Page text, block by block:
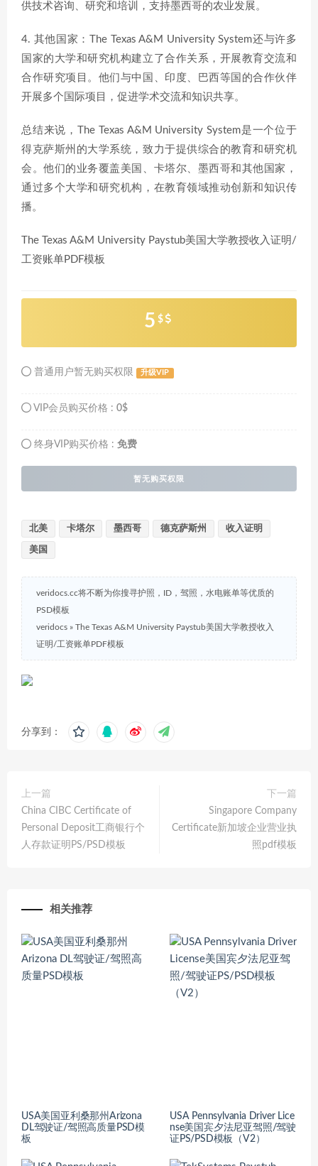
供技术咨询、研究和培训，支持墨西哥的农业发展。
4. 其他国家：The Texas A&M University System还与许多
国家的大学和研究机构建立了合作关系，开展教育交流和
合作研究项目。他们与中国、印度、巴西等国的合作伙伴
开展多个国际项目，促进学术交流和知识共享。
总结来说，The Texas A&M University System是一个位于
得克萨斯州的大学系统，致力于提供综合的教育和研究机
会。他们的业务覆盖美国、卡塔尔、墨西哥和其他国家，
通过多个大学和研究机构，在教育领域推动创新和知识传
播。
The Texas A&M University Paystub美国大学教授收入证明/
工资账单PDF模板
5 $
普通用户暂无购买权限 升级VIP
VIP会员购买价格 : 0$
终身VIP购买价格 : 免费
暂无购买权限
北美 卡塔尔 墨西哥 德克萨斯州 收入证明
美国
veridocs.cc将不断为你搜寻护照，ID，驾照，水电账单等优质的
PSD模板
veridocs » The Texas A&M University Paystub美国大学教授收入
证明/工资账单PDF模板
分享到：
上一篇
China CIBC Certificate of
Personal Deposit工商银行个
人存款证明PS/PSD模板
下一篇
Singapore Company
Certificate新加坡企业营业执
照pdf模板
相关推荐
USA美国亚利桑那州Arizona
DL驾驶证/驾照高质量PSD模
板
USA Pennsylvania Driver Lice
nse美国宾夕法尼亚驾照/驾驶
证PS/PSD模板（V2）